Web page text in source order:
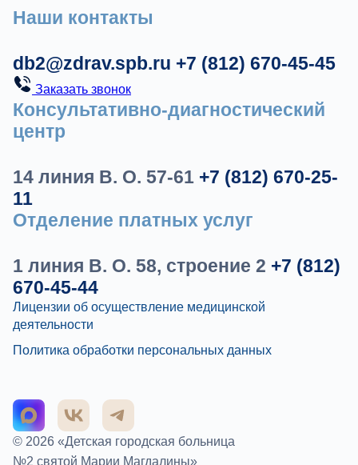
Наши контакты
db2@zdrav.spb.ru +7 (812) 670-45-45
Заказать звонок
Консультативно-диагностический
центр
14 линия В. О. 57-61 +7 (812) 670-25-
11
Отделение платных услуг
1 линия В. О. 58, строение 2 +7 (812)
670-45-44
Лицензии об осуществление медицинской
деятельности
Политика обработки персональных данных
© 2026 «Детская городская больница
№2 святой Марии Магдалины»